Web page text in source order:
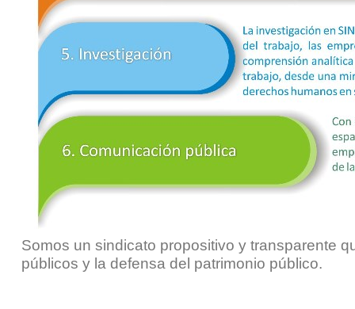
Somos un sindicato propositivo y transparente
públicos y la defensa del patrimonio público.